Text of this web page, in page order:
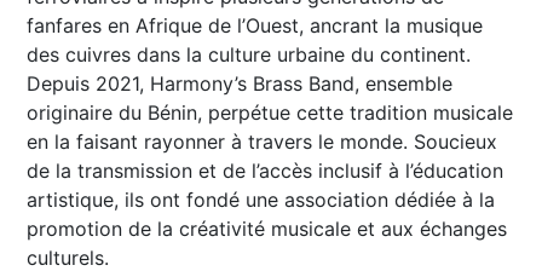
fanfares en Afrique de l’Ouest, ancrant la musique
des cuivres dans la culture urbaine du continent.
Depuis 2021, Harmony’s Brass Band, ensemble
originaire du Bénin, perpétue cette tradition musicale
en la faisant rayonner à travers le monde. Soucieux
de la transmission et de l’accès inclusif à l’éducation
artistique, ils ont fondé une association dédiée à la
promotion de la créativité musicale et aux échanges
culturels.